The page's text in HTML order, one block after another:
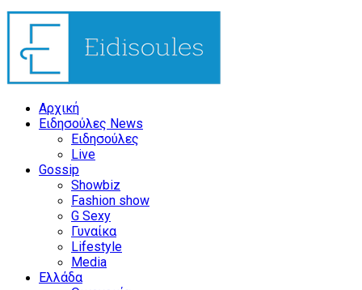
Αρχική
Ειδησούλες News
Ειδησούλες
Live
Gossip
Showbiz
Fashion show
G Sexy
Γυναίκα
Lifestyle
Media
Ελλάδα